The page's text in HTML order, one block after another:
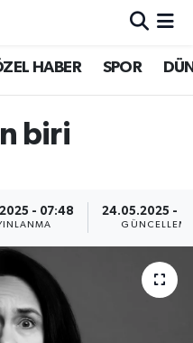
HABER SPOR
biri
- 07:48 24.05.2025 -